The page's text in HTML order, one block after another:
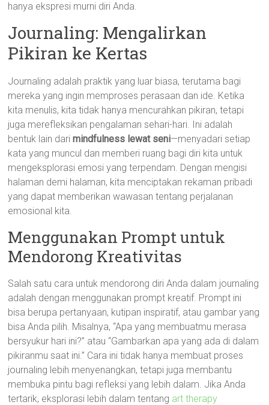
hanya ekspresi murni diri Anda.
Journaling: Mengalirkan
Pikiran ke Kertas
Journaling adalah praktik yang luar biasa, terutama bagi
mereka yang ingin memproses perasaan dan ide. Ketika
kita menulis, kita tidak hanya mencurahkan pikiran, tetapi
juga merefleksikan pengalaman sehari-hari. Ini adalah
bentuk lain darimindfulness lewat seni—menyadari setiap
kata yang muncul dan memberi ruang bagi diri kita untuk
mengeksplorasi emosi yang terpendam. Dengan mengisi
halaman demi halaman, kita menciptakan rekaman pribadi
yang dapat memberikan wawasan tentang perjalanan
emosional kita.
Menggunakan Prompt untuk
Mendorong Kreativitas
Salah satu cara untuk mendorong diri Anda dalam journaling
adalah dengan menggunakan prompt kreatif. Prompt ini
bisa berupa pertanyaan, kutipan inspiratif, atau gambar yang
bisa Anda pilih. Misalnya, “Apa yang membuatmu merasa
bersyukur hari ini?” atau “Gambarkan apa yang ada di dalam
pikiranmu saat ini.” Cara ini tidak hanya membuat proses
journaling lebih menyenangkan, tetapi juga membantu
membuka pintu bagi refleksi yang lebih dalam. Jika Anda
tertarik, eksplorasi lebih dalam tentang art therapy